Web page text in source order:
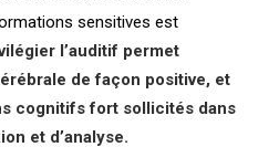
sensitives est
l’auditif permet
de façon positive, et
cognitifs fort sollicités dans
et d’analyse.